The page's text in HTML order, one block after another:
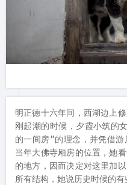
明正德十六年间，西湖边上
刚起潮的时候，夕霞小筑的
的一间房”的理念，并凭借
当年大佛寺厢房的位置，她
的地方，因而决定对这里加
所有结构，她说历史时候的有